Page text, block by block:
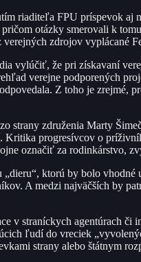
riaditeľa FPU príspevok aj
otázky smerovali k
zdrojov vyplácané
vylúčiť, že pri získavaní
verejne podporených
Z toho je zrejmé,
strany združenia Marty
progresívcov o
označiť za rodinkárstvo,
ktorú by bolo
A medzi najväčších by
v straníckych agentúrach
ľudí do vreciek
strany alebo štátnym